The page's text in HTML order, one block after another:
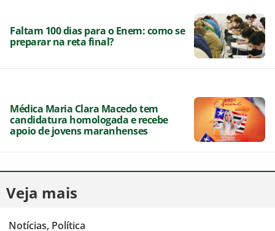
Faltam 100 dias para o Enem: como se
preparar na reta final?
Médica Maria Clara Macedo tem
candidatura homologada e recebe
apoio de jovens maranhenses
Veja mais
Notícias, Política